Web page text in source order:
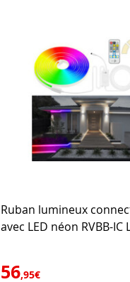
Ruban lumineux
avec LED néon RVBB-
56,95€